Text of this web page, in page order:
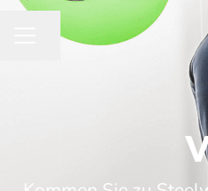
Career menu
Share page